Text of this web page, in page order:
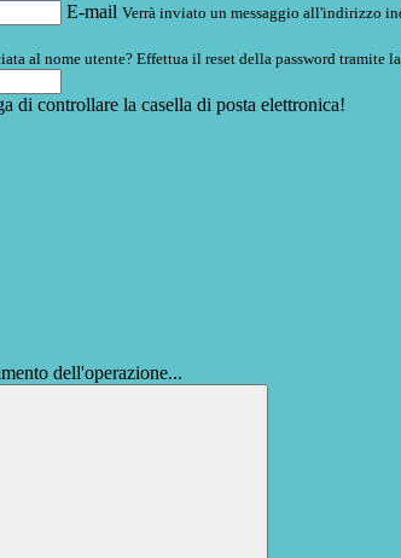
E-mail Verrà inviato un messaggio all'indirizzo
al nome utente? Effettua il reset della password tramite la
di controllare la casella di posta elettronica!
dell'operazione...